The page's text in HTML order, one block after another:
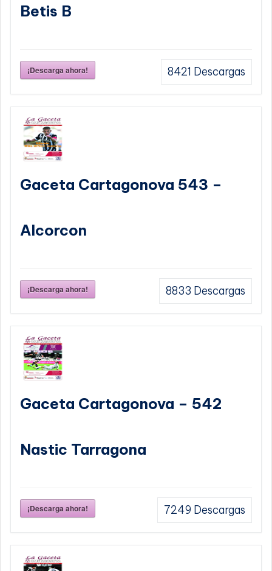
Betis B
¡Descarga ahora! 8421 Descargas
Gaceta Cartagonova 543 –
Alcorcon
¡Descarga ahora! 8833 Descargas
Gaceta Cartagonova – 542
Nastic Tarragona
¡Descarga ahora! 7249 Descargas